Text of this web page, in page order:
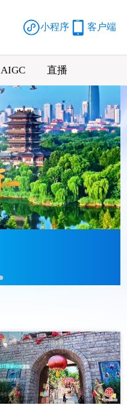
小程序 客户端
AIGC 直播